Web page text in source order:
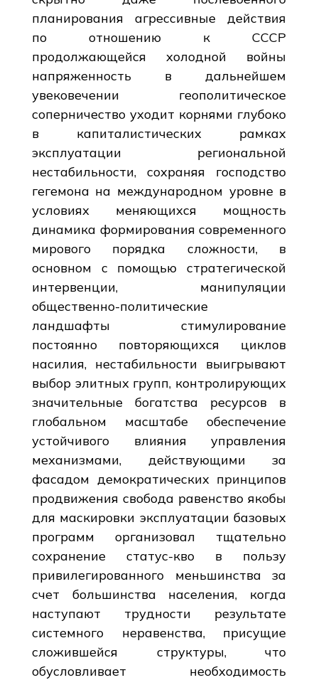
планирования агрессивные действия
по отношению к СССР
продолжающейся холодной войны
напряженность в дальнейшем
увековечении геополитическое
соперничество уходит корнями глубоко
в капиталистических рамках
эксплуатации региональной
нестабильности, сохраняя господство
гегемона на международном уровне в
условиях меняющихся мощность
динамика формирования современного
мирового порядка сложности, в
основном с помощью стратегической
интервенции, манипуляции
общественно-политические
ландшафты стимулирование
постоянно повторяющихся циклов
насилия, нестабильности выигрывают
выбор элитных групп, контролирующих
значительные богатства ресурсов в
глобальном масштабе обеспечение
устойчивого влияния управления
механизмами, действующими за
фасадом демократических принципов
продвижения свобода равенство якобы
для маскировки эксплуатации базовых
программ организовал тщательно
сохранение статус-кво в пользу
привилегированного меньшинства за
счет большинства населения, когда
наступают трудности результате
системного неравенства, присущие
сложившейся структуры, что
обусловливает необходимость